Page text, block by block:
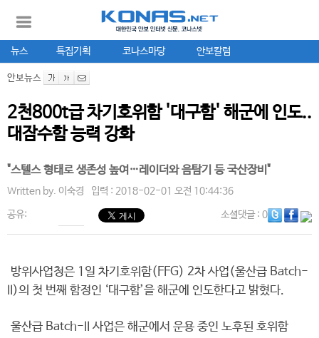
뉴스 특집기획 코나스마당 안보칼럼
안보뉴스
2천800t급 차기호위함 '대구함' 해군에 인도..
대잠수함 능력 강화
"스텔스 형태로 생존성 높여…레이더와 음탐기 등 국산장비"
Written by. 이숙경 입력 : 2018-02-01 오전 10:44:36
공유: 소셜댓글: 0
방위사업청은 1일 차기호위함(FFG) 2차 사업(울산급 Batch-
II)의 첫 번째 함정인 ‘대구함’을 해군에 인도한다고 밝혔다.
울산급 Batch-II 사업은 해군에서 운용 중인 노후된 호위함